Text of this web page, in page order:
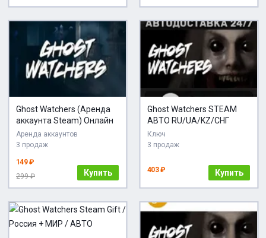
Ghost Watchers (Аренда
аккаунта Steam) Онлайн
Аренда аккаунтов
3 продаж
149 ₽
299 ₽
Купить
Ghost Watchers STEAM
АВТО RU/UA/KZ/СНГ
Ключ
3 продаж
403 ₽ Купить